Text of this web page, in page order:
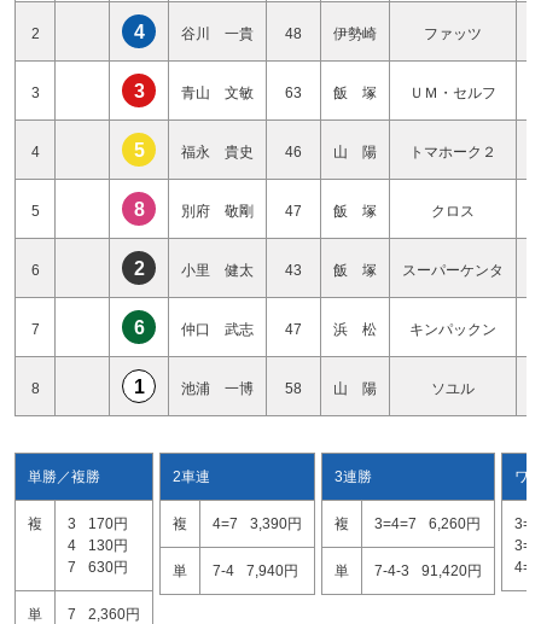
2 4 谷川 一貴 48 伊勢崎 ファッツ
3 3 青山 文敏 63 飯 塚 ＵＭ・セルフ
4 5 福永 貴史 46 山 陽 トマホーク２
5 8 別府 敬剛 47 飯 塚 クロス
6 2 小里 健太 43 飯 塚 スーパーケンタ
7 6 仲口 武志 47 浜 松 キンパックン
8 1 池浦 一博 58 山 陽 ソユル
単勝／複勝
複 3
170円
4
130円
7
630円
単 7 2,360円
2車連
複 4=7 3,390円
単 7-4 7,940円
3連勝
複 3=4=7 6,260円
単 7-4-3 91,420円
ワ
3=4
3=7
4=7